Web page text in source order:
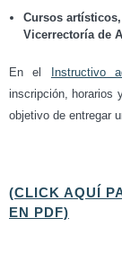
Cursos
Vicerrectoría de
En el Instructivo
inscripción, horarios
objetivo de entregar
(CLICK AQUÍ
EN PDF)